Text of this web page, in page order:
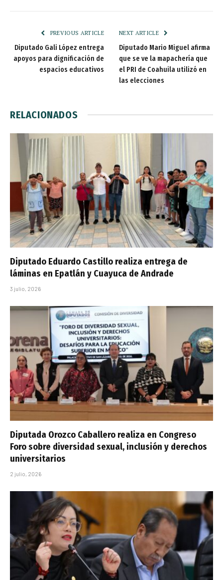
PREVIOUS ARTICLE
Diputado Gali López entrega
apoyos para dignificación de
espacios educativos
NEXT ARTICLE
Diputado Mario Miguel afirma
que se ve la mapachería que
el PRI de Coahuila utilizó en
las elecciones
RELACIONADOS
Diputado Eduardo Castillo realiza entrega de
láminas en Epatlán y Cuayuca de Andrade
3 julio, 2026
Diputada Orozco Caballero realiza en Congreso
Foro sobre diversidad sexual, inclusión y derechos
universitarios
2 julio, 2026